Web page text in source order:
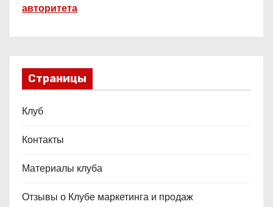
авторитета
Страницы
Клуб
Контакты
Материалы клуба
Отзывы о Клубе маркетинга и продаж